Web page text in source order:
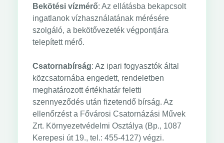
Bekötési vízmérő: Az ellátásba bekapcsolt
ingatlanok vízhasználatának mérésére
szolgáló, a bekötővezeték végpontjára
telepített mérő.
Csatornabírság: Az ipari fogyasztók által
közcsatornába engedett, rendeletben
meghatározott értékhatár feletti
szennyeződés után fizetendő bírság. Az
ellenőrzést a Fővárosi Csatornázási Művek
Zrt. Környezetvédelmi Osztálya (Bp., 1087
Kerepesi út 19., tel.: 455-4127) végzi.